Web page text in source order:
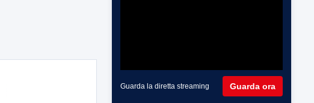
Guarda la diretta streaming Guarda ora